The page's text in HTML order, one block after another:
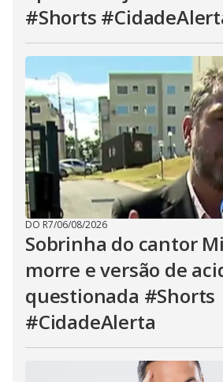
#Shorts
DO R7/06/08/2026
Sobrinha do cantor
morre e versão de
questionada #Shorts
#CidadeAlerta